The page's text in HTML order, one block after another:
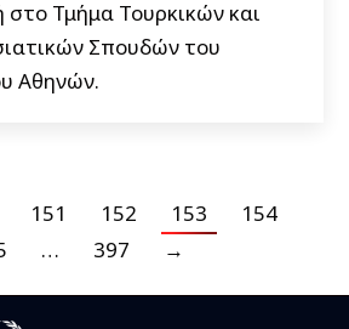
Τμήμα Τουρκικών και
Σπουδών του
Αθηνών.
151 152 153
154
… 397 →